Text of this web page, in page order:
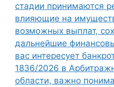
стадии принимаются
влияющие на
возможных выплат,
дальнейшие
вас интересует
1836/2026 в
области, важно